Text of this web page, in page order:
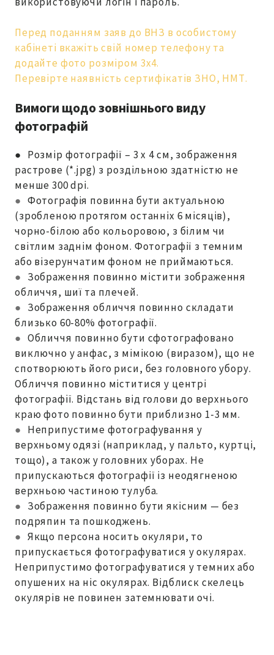
Перед поданням заяв до ВНЗ в особистому
кабінеті вкажіть свій номер телефону та
додайте фото розміром 3х4.
Перевірте наявність сертифікатів ЗНО, НМТ.
Вимоги щодо зовнішнього виду
фотографій
● Розмір фотографії – 3 х 4 см, зображення
растрове (*.jpg) з роздільною здатністю не
менше 300 dpi.
● Фотографія повинна бути актуальною
(зробленою протягом останніх 6 місяців),
чорно-білою або кольоровою, з білим чи
світлим заднім фоном. Фотографії з темним
або візерунчатим фоном не приймаються.
● Зображення повинно містити зображення
обличчя, шиї та плечей.
● Зображення обличчя повинно складати
близько 60-80% фотографії.
● Обличчя повинно бути сфотографовано
виключно у анфас, з мімікою (виразом), що не
спотворюють його риси, без головного убору.
Обличчя повинно міститися у центрі
фотографії. Відстань від голови до верхнього
краю фото повинно бути приблизно 1-3 мм.
● Неприпустиме фотографування у
верхньому одязі (наприклад, у пальто, куртці,
тощо), а також у головних уборах. Не
припускаються фотографії із неодягненою
верхньою частиною тулуба.
● Зображення повинно бути якісним — без
подряпин та пошкоджень.
● Якщо персона носить окуляри, то
припускається фотографуватися у окулярах.
Неприпустимо фотографуватися у темних або
опушених на ніс окулярах. Відблиск скелець
окулярів не повинен затемнювати очі.